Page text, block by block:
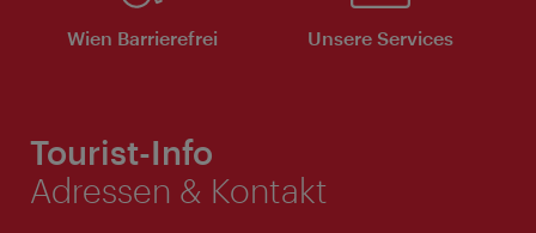
Wien Barrierefrei Unsere Services
Tourist-Info
Adressen & Kontakt